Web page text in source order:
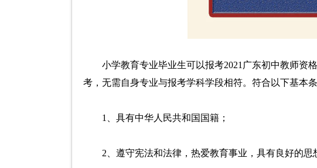
小学教育专业毕业生可以报考2021广东初中教师资
考，无需自身专业与报考学科学段相符。符合以下基本
1、具有中华人民共和国国籍；
2、遵守宪法和法律，热爱教育事业，具有良好的思